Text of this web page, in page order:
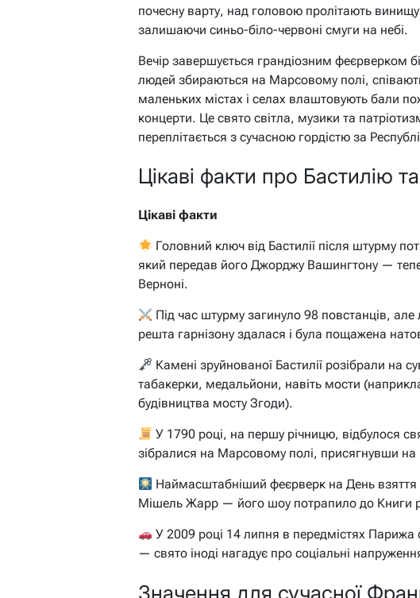
почесну варту, над головою пролітають
залишаючи синьо-біло-червоні смуги на небі.
Вечір завершується грандіозним феєрверком
людей збираються на Марсовому полі,
маленьких містах і селах влаштовують бали
концерти. Це свято світла, музики та
переплітається з сучасною гордістю за
Цікаві факти про Бастилію
Цікаві факти
Головний ключ від Бастилії після штурму
який передав його Джорджу Вашингтону —
Верноні.
Під час штурму загинуло 98 повстанців,
решта гарнізону здалася і була пощажена
Камені зруйнованої Бастилії розібрали на
табакерки, медальйони, навіть мости
будівництва мосту Згоди).
У 1790 році, на першу річницю, відбулося
зібралися на Марсовому полі, присягнувши на
Наймасштабніший феєрверк на День взяття
Мішель Жарр — його шоу потрапило до Книги
У 2009 році 14 липня в передмістях Парижа
— свято іноді нагадує про соціальні
Значення для сучасної